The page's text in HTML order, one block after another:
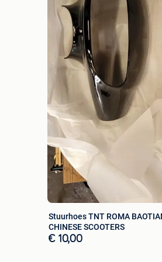
Stuurhoes TNT ROMA
CHINESE SCOOTERS
€ 10,00